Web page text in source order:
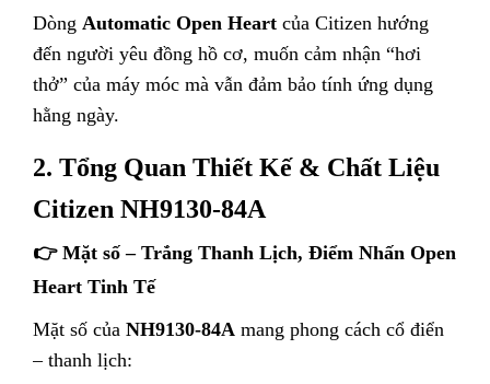
Dòng Automatic Open Heart của Citizen hướng
đến người yêu đồng hồ cơ, muốn cảm nhận “hơi
thở” của máy móc mà vẫn đảm bảo tính ứng dụng
hằng ngày.
2. Tổng Quan Thiết Kế & Chất Liệu
Citizen NH9130-84A
👉 Mặt số – Trắng Thanh Lịch, Điểm Nhấn Open
Heart Tinh Tế
Mặt số của NH9130-84A mang phong cách cổ điển
– thanh lịch: